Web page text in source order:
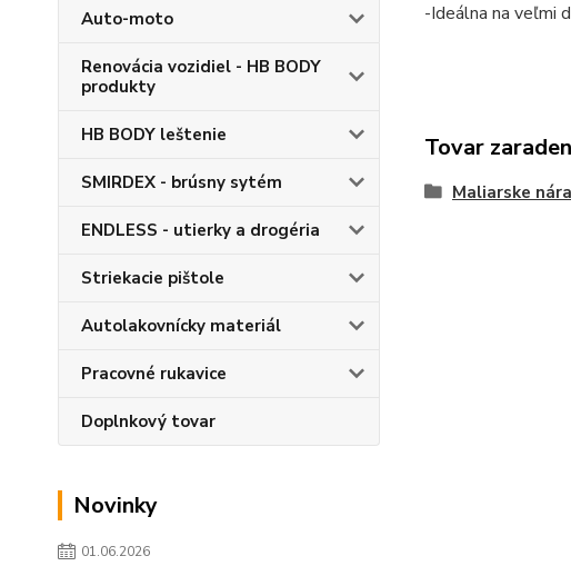
Auto-moto
Renovácia vozidiel - HB BODY
produkty
HB BODY leštenie
SMIRDEX - brúsny sytém
ENDLESS - utierky a drogéria
Striekacie pištole
Autolakovnícky materiál
Pracovné rukavice
Doplnkový tovar
Novinky
01.06.2026
-Ideálna na veľmi
Tovar
Maliarske